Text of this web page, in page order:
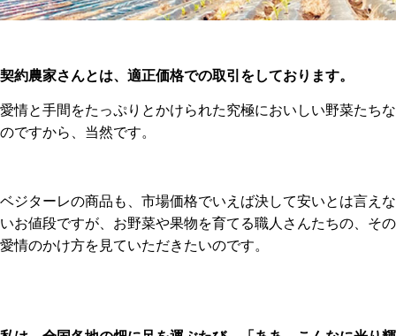
契約農家さんとは、適正価格での取引をしております。
愛情と手間をたっぷりとかけられた究極においしい野菜たちな
のですから、当然です。
ベジターレの商品も、市場価格でいえば決して安いとは言えな
いお値段ですが、お野菜や果物を育てる職人さんたちの、その
愛情のかけ方を見ていただきたいのです。